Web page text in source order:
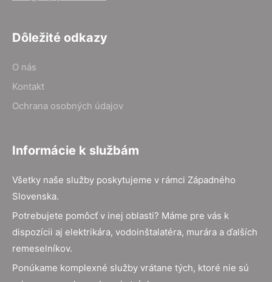
Dôležité odkazy
O nás
Kontakt
Ochrana osobných údajov
Informácie k službám
Všetky naše služby poskytujeme v rámci Západného
Slovenska.
Potrebujete pomôcť v inej oblasti? Máme pre vás k
dispozícii aj elektrikára, vodoinštalatéra, murára a ďalších
remeselníkov.
Ponúkame komplexné služby vrátane tých, ktoré nie sú